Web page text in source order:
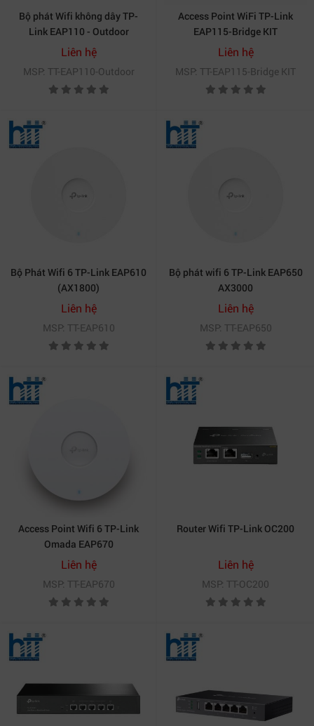
Bộ phát Wifi không dây TP-
Link EAP110 - Outdoor
Liên hệ
MSP: TT-EAP110-Outdoor
Access Point WiFi TP-Link
EAP115-Bridge KIT
Liên hệ
MSP: TT-EAP115-Bridge KIT
Bộ Phát Wifi 6 TP-Link EAP610
(AX1800)
Liên hệ
MSP: TT-EAP610
Bộ phát wifi 6 TP-Link EAP650
AX3000
Liên hệ
MSP: TT-EAP650
Access Point Wifi 6 TP-Link
Omada EAP670
Liên hệ
MSP: TT-EAP670
Router Wifi TP-Link OC200
Liên hệ
MSP: TT-OC200